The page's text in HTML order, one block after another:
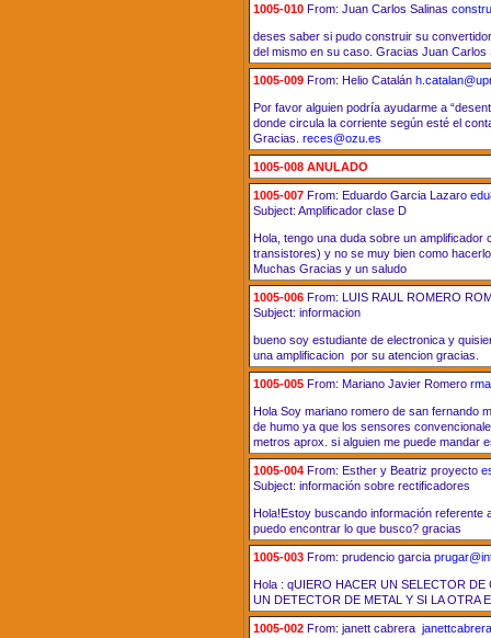
1005-010 From: Juan Carlos Salinas
deses saber si pudo construir su
del mismo en su caso. Gracias Juan Carlos
1005-009 From: Helio Catalán
Por favor alguien podría ayudarme a
donde circula la corriente según esté el
Gracias. reces@ozu.es
1005-008 ANULADO
1005-007 From: Eduardo Garcia Lazaro
Subject: Amplificador clase D
Hola, tengo una duda sobre un
transistores) y no se muy bien como
Muchas Gracias y un saludo
1005-006 From: LUIS RAUL ROMERO
Subject: informacion
bueno soy estudiante de electronica y
una amplificacion por su atencion gracias.
1005-005 From: Mariano Javier Romero
Hola Soy mariano romero de san fernando
de humo ya que los sensores
metros aprox. si alguien me puede mandar
1005-004 From: Esther y Beatriz proyecto
Subject: información sobre rectificadores
Hola!Estoy buscando información referente
puedo encontrar lo que busco? gracias
1005-003 From: prudencio garcia
Hola : qUIERO HACER UN SELECTOR
UN DETECTOR DE METAL Y SI LA OTRA
1005-002 From: janett cabrera